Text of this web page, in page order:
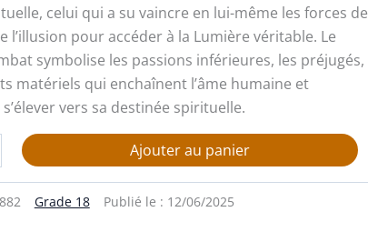
celui qui a su vaincre en lui-même les forces de
l’illusion pour accéder à la Lumière véritable. Le
symbolise les passions inférieures, les préjugés,
matériels qui enchaînent l’âme humaine et
vers sa destinée spirituelle.
Ajouter au panier
Grade 18 Publié le : 12/06/2025